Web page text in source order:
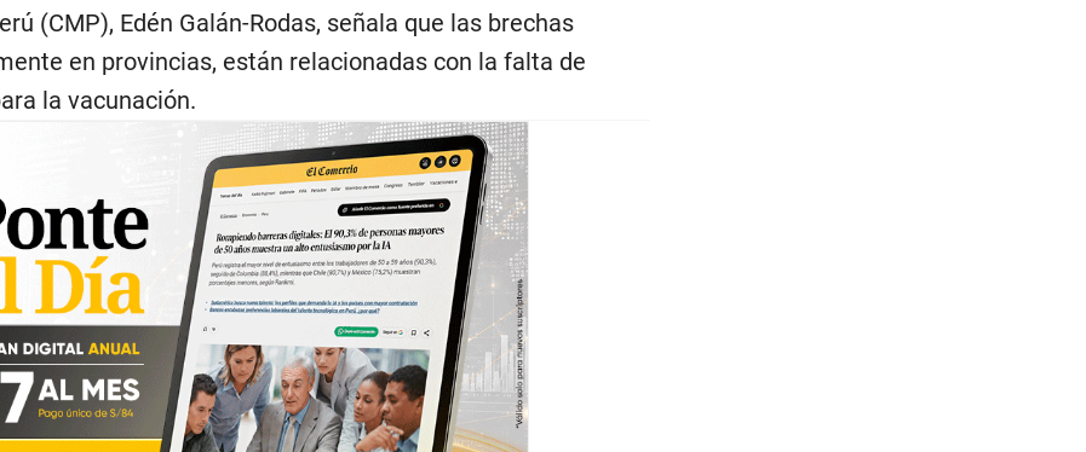
(CMP), Edén Galán-Rodas, señala que las brechas
en provincias, están relacionadas con la falta de
la vacunación.